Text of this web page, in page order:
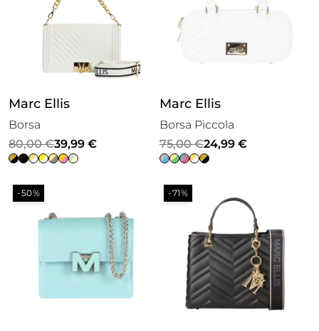
Marc Ellis
Borsa
80,00€
Il
prezzo
originale
era:
80,00 €.
39,99 €
Il
prezzo
attuale
è:
39,99 €.
Marc Ellis
Borsa Piccola
75,00€
Il
prezzo
originale
era:
24,99 €
Il
prezzo
attuale
è:
-50% -71%